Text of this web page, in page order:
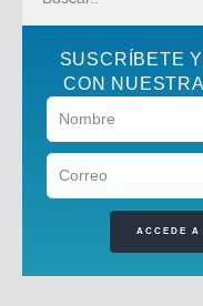
SUSCRÍBETE
CON
ACCEDE A